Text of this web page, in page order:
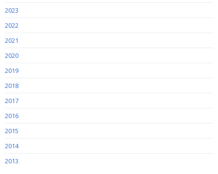
2023
2022
2021
2020
2019
2018
2017
2016
2015
2014
2013